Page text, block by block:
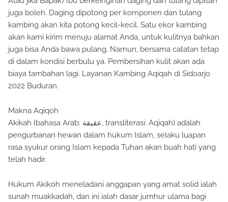
juga boleh. Daging dipotong per komponen dan tulang
kambing akan kita potong kecil-kecil. Satu ekor kambing
akan kami kirim menuju alamat Anda, untuk kulitnya bahkan
juga bisa Anda bawa pulang. Namun, bersama catatan tetap
di dalam kondisi berbulu ya. Pembersihan kulit akan ada
biaya tambahan lagi. Layanan Kambing Aqiqah di Sidoarjo
2022 Buduran.
Makna Aqiqoh
Akikah (bahasa Arab: عقيقة, transliterasi: Aqiqah) adalah
pengurbanan hewan dalam hukum Islam, selaku luapan
rasa syukur orang Islam kepada Tuhan akan buah hati yang
telah hadir.
Hukum Akikoh meneladani anggapan yang amat solid ialah
sunah muakkadah, dan ini ialah dasar jumhur ulama bagi